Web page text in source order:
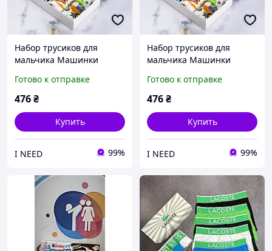
Набор трусиков для
мальчика Машинки
в коробке 5 штук
разноцветные Puning 70
Готово к отправке
476₴
Купить
I NEED 99%
Набор трусиков для
мальчика Машинки
в коробке 5 штук
разноцветные Puning 75
Готово к отправке
476₴
Купить
I NEED 99%